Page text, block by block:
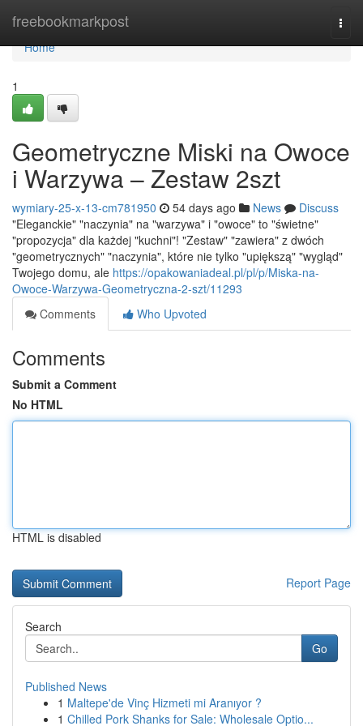
freebookmarkpost
Home
Home
1
Geometryczne Miski na Owoce
i Warzywa – Zestaw 2szt
wymiary-25-x-13-cm781950 54 days ago News
Discuss
"Eleganckie" "naczynia" na "warzywa" i "owoce" to "świetne"
"propozycja" dla każdej "kuchni"! "Zestaw" "zawiera" z dwóch
"geometrycznych" "naczynia", które nie tylko "upiększą" "wygląd"
Twojego domu, ale https://opakowaniadeal.pl/pl/p/Miska-na-
Owoce-Warzywa-Geometryczna-2-szt/11293
Comments
Who Upvoted
Comments
Submit a Comment
No HTML
HTML is disabled
Report Page
Search
Go
Published News
1 Maltepe'de Vinç Hizmeti mi Aranıyor ?
1 Chilled Pork Shanks for Sale: Wholesale Optio...